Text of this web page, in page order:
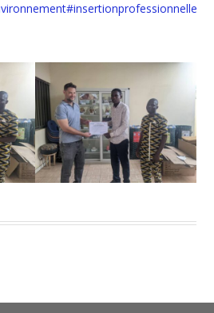
#insertionprofessionnelle